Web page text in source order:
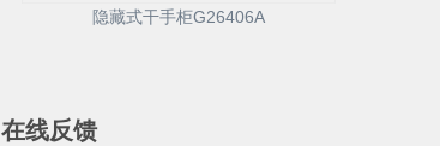
隐藏式干手柜G26406A
在线反馈